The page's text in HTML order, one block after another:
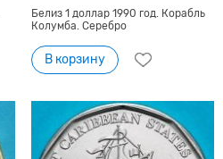
Белиз 1 доллар 1990 год. Корабль
Колумба. Серебро
В корзину